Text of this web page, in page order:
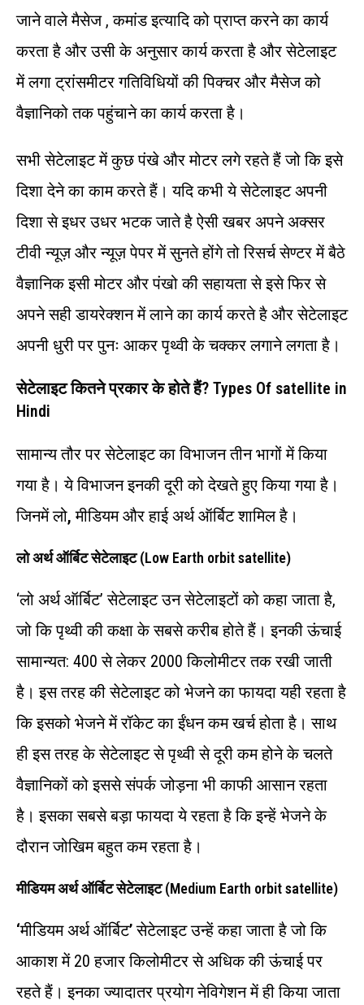
जाने वाले मैसेज , कमांड इत्यादि को प्राप्त करने का कार्य
करता है और उसी के अनुसार कार्य करता है और सेटेलाइट
में लगा ट्रांसमीटर गतिविधियों की पिक्चर और मैसेज को
वैज्ञानिको तक पहुंचाने का कार्य करता है।
सभी सेटेलाइट में कुछ पंखे और मोटर लगे रहते हैं जो कि इसे
दिशा देने का काम करते हैं। यदि कभी ये सेटेलाइट अपनी
दिशा से इधर उधर भटक जाते है ऐसी खबर अपने अक्सर
टीवी न्यूज़ और न्यूज़ पेपर में सुनते होंगे तो रिसर्च सेण्टर में बैठे
वैज्ञानिक इसी मोटर और पंखो की सहायता से इसे फिर से
अपने सही डायरेक्शन में लाने का कार्य करते है और सेटेलाइट
अपनी धुरी पर पुनः आकर पृथ्‍वी के चक्‍कर लगाने लगता है।
सेटेलाइट कितने प्रकार के होते हैं? Types Of satellite in
Hindi
सामान्‍य तौर पर सेटेलाइट का विभाजन तीन भागों में किया
गया है। ये विभाजन इनकी दूरी को देखते हुए किया गया है।
जिनमें लो,मी‍डियम और हाई अर्थ ऑर्बिट शामिल है।
लो अर्थ ऑर्बिट सेटेलाइट(Low Earth orbit satellite)
‘लो अर्थ ऑर्बिट’ सेटेलाइट उन सेटेलाइटों को कहा जाता है,
जो कि पृथ्‍वी की कक्षा के सबसे करीब होते हैं। इनकी ऊंचाई
सामान्‍यत: 400 से लेकर 2000 किलोमीटर तक रखी जाती
है। इस तरह की सेटेलाइट को भेजने का फायदा यही रहता है
कि इसको भेजने में रॉकेट का ईंधन कम खर्च होता है। साथ
ही इस तरह के सेटेलाइट से पृथ्‍वी से दूरी कम होने के चलते
वैज्ञानिकों को इससे संपर्क जोड़ना भी काफी आसान रहता
है। इसका सबसे बड़ा फायदा ये रहता है कि इन्‍हें भेजने के
दौरान जोखिम बहुत कम रहता है।
मी‍डियम अर्थ ऑर्बिट सेटेलाइट(Medium Earth orbit satellite)
‘मी‍डियम अर्थ ऑर्बिट’सेटेलाइट उन्‍हें कहा जाता है जो कि
आकाश में 20 हजार किलोमीटर से अधिक की ऊंचाई पर
रहते हैं। इनका ज्‍यादातर प्रयोग नेविगेशन में ही किया जाता